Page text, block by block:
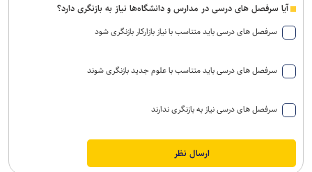
آیا سرفصل های درسی در مدارس و دانشگاه‌ها نیاز به بازنگری دارد؟
سرفصل های درسی باید متناسب با نیاز بازارکار بازنگری شود
سرفصل های درسی باید متناسب با علوم جدید بازنگری شوند
سرفصل های درسی نیاز به بازنگری ندارند